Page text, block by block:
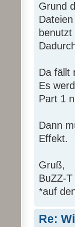
Grund
Da fällt
Es
Part 1
Dann
Effekt.
Gruß,
BuZZ-T
*auf
Re: